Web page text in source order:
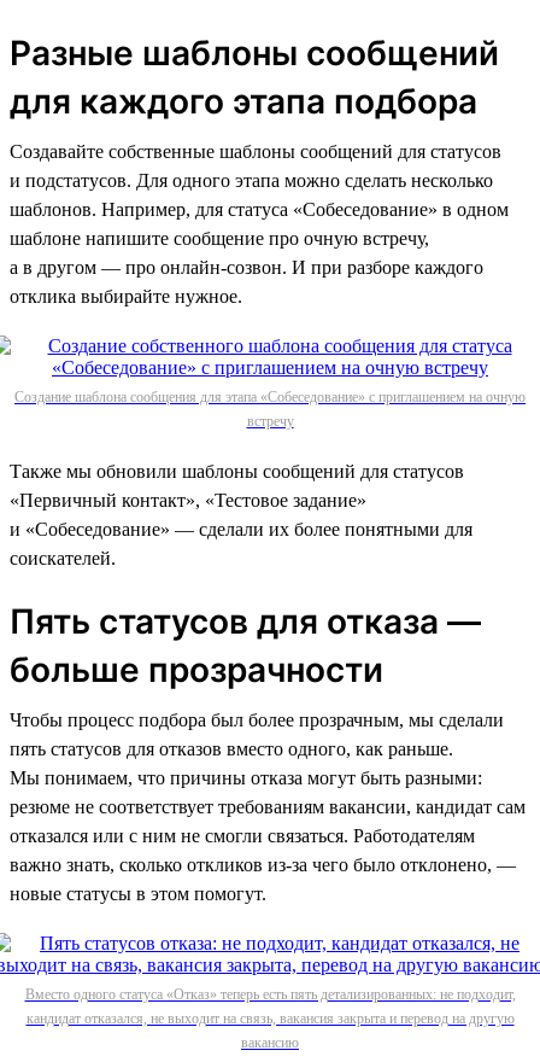
Разные шаблоны сообщений
для каждого этапа подбора
Создавайте собственные шаблоны сообщений для статусов
и подстатусов. Для одного этапа можно сделать несколько
шаблонов. Например, для статуса «Собеседование» в одном
шаблоне напишите сообщение про очную встречу,
а в другом — про онлайн-созвон. И при разборе каждого
отклика выбирайте нужное.
Создание шаблона сообщения для этапа «Собеседование» с приглашением на очную
встречу
Также мы обновили шаблоны сообщений для статусов
«Первичный контакт», «Тестовое задание»
и «Собеседование» — сделали их более понятными для
соискателей.
Пять статусов для отказа —
больше прозрачности
Чтобы процесс подбора был более прозрачным, мы сделали
пять статусов для отказов вместо одного, как раньше.
Мы понимаем, что причины отказа могут быть разными:
резюме не соответствует требованиям вакансии, кандидат сам
отказался или с ним не смогли связаться. Работодателям
важно знать, сколько откликов из-за чего было отклонено, —
новые статусы в этом помогут.
Вместо одного статуса «Отказ» теперь есть пять детализированных: не подходит,
кандидат отказался, не выходит на связь, вакансия закрыта и перевод на другую
вакансию